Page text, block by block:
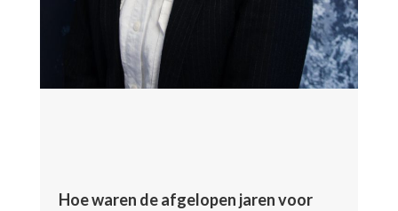
Hoe waren de afgelopen jaren voor